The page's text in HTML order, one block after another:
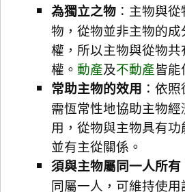
為獨立之物：主物與從
物，從物並非主物的
權，所以主物與從物共
權。 動產及不動產皆能
常助主物的效用 ：依
需恆常性地協助主物
用，從物與主物具有功
並有主從關係。
須與主物屬同一人所有
同屬一人，可維持使用